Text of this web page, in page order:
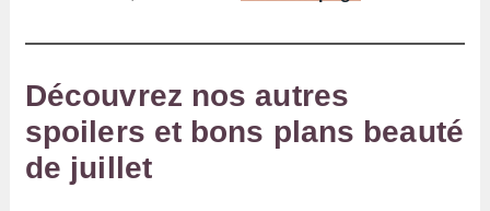
Découvrez nos autres
spoilers et bons plans beauté
de juillet